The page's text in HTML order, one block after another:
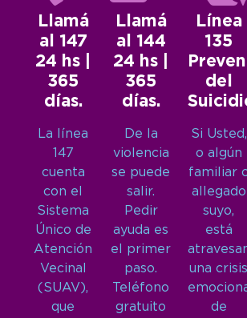
Llamá
al 147
24 hs |
365
días.
La línea
147
cuenta
con el
Sistema
Único de
Atención
Vecinal
(SUAV),
que
Llamá
al 144
24 hs |
365
días.
De la
violencia
se puede
salir.
Pedir
ayuda es
el primer
paso.
Teléfono
gratuito
Línea
135
del
Si Usted,
o algún
familiar
allegado
suyo,
está
una crisis
de